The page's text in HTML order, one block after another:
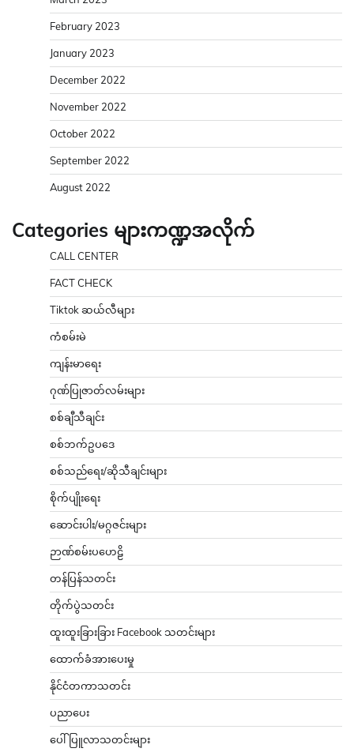
February 2023
January 2023
December 2022
November 2022
October 2022
September 2022
August 2022
Categories များကဏ္ဍအလိုက်
CALL CENTER
FACT CHECK
Tiktok ဆယ်လီများ
ကံစမ်းမဲ
ကျန်းမာရေး
ဂုဏ်ပြုဇာတ်လမ်းများ
စစ်ချီသီချင်း
စစ်ဘက်ဥပဒေ
စစ်သည်ရေး/ဆိုသီချင်းများ
စိုက်ပျိုးရေး
ဆောင်းပါး/မဂ္ဂဇင်းများ
ဉာဏ်စမ်းပဟေဠိ
တန်ပြန်သတင်း
တိုက်ပွဲသတင်း
ထူးထူးခြားခြား Facebook သတင်းများ
ထောက်ခံအားပေးမှု
နိုင်ငံတကာသတင်း
ပညာပေး
ပေါ်ပြူလာသတင်းများ